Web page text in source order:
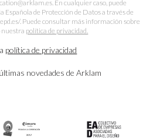
En cualquier caso, puede
Española de Protección de Datos a través de
. Puede consultar más información sobre
nuestra política de privacidad.
política de privacidad
novedades de Arklam